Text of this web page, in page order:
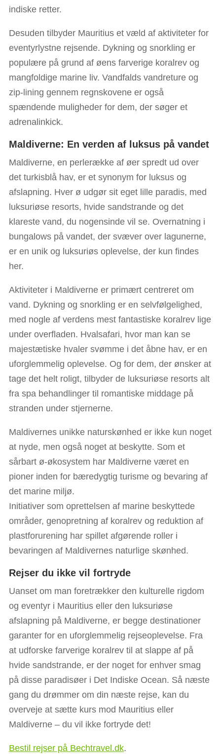
indiske retter.
Desuden tilbyder Mauritius et væld af aktiviteter for
eventyrlystne rejsende. Dykning og snorkling er
populære på grund af øens farverige koralrev og
mangfoldige marine liv. Vandfalds vandreture og
zip-lining gennem regnskovene er også
spændende muligheder for dem, der søger et
adrenalinkick.
Maldiverne: En verden af luksus på vandet
Maldiverne, en perlerække af øer spredt ud over
det turkisblå hav, er et synonym for luksus og
afslapning. Hver ø udgør sit eget lille paradis, med
luksuriøse resorts, hvide sandstrande og det
klareste vand, du nogensinde vil se. Overnatning i
bungalows på vandet, der svæver over lagunerne,
er en unik og luksuriøs oplevelse, der kun findes
her.
Aktiviteter i Maldiverne er primært centreret om
vand. Dykning og snorkling er en selvfølgelighed,
med nogle af verdens mest fantastiske koralrev lige
under overfladen. Hvalsafari, hvor man kan se
majestætiske hvaler svømme i det åbne hav, er en
uforglemmelig oplevelse. Og for dem, der ønsker at
tage det helt roligt, tilbyder de luksuriøse resorts alt
fra spa behandlinger til romantiske middage på
stranden under stjernerne.
Maldivernes unikke naturskønhed er ikke kun noget
at nyde, men også noget at beskytte. Som et
sårbart ø-økosystem har Maldiverne været en
pioner inden for bæredygtig turisme og bevaring af
det marine miljø.
Initiativer som oprettelsen af marine beskyttede
områder, genopretning af koralrev og reduktion af
plastforurening har spillet afgørende roller i
bevaringen af Maldivernes naturlige skønhed.
Rejser du ikke vil fortryde
Uanset om man foretrækker den kulturelle rigdom
og eventyr i Mauritius eller den luksuriøse
afslapning på Maldiverne, er begge destinationer
garanter for en uforglemmelig rejseoplevelse. Fra
at udforske farverige koralrev til at slappe af på
hvide sandstrande, er der noget for enhver smag
på disse paradisøer i Det Indiske Ocean. Så næste
gang du drømmer om din næste rejse, kan du
overveje at sætte kurs mod Mauritius eller
Maldiverne – du vil ikke fortryde det!
Bestil rejser på Bechtravel.dk.